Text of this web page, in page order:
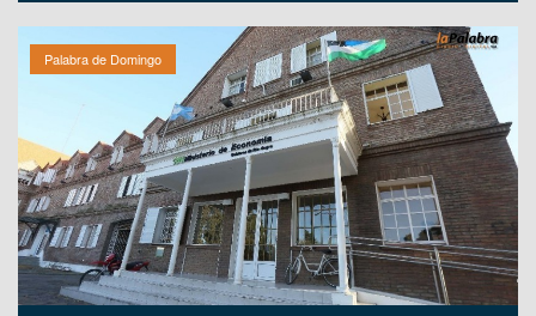
Palabra de Domingo